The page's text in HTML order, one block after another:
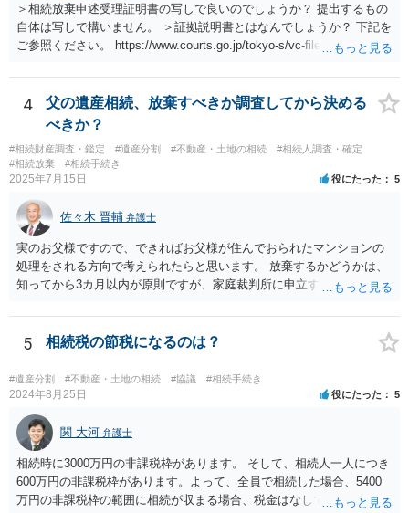
＞相続放棄申述受理証明書の写しで良いのでしょうか？ 提出するもの
自体は写しで構いません。 ＞証拠説明書とはなんでしょうか？ 下記を
ご参照ください。 https://www.courts.go.jp/tokyo-s/vc-files/tokyo-s/file/
4
父の遺産相続、放棄すべきか調査してから決める
べきか？
#相続財産調査・鑑定 #遺産分割 #不動産・土地の相続
#相続人調査・確定
#相続放棄
#相続手続き
2025年7月15日 役にたった 5
佐々木 晋輔 弁護士
実のお父様ですので、できればお父様が住んでおられたマンションの
処理をされる方向で考えられたらと思います。 放棄するかどうかは、
知ってから3カ月以内が原則ですが、家庭裁判所に申立すれば3カ月の
放棄するかどうか決めることができます。 銀行やサラ金が数年も放置
することはありませんので、数年後に借金が発見される可能性はほぼ
ありません。 なお、私が扱った相続放棄を検討していた案件で、期間
伸長して調査したところ、サラ金に対する過払金など相当な財産が見
つかったため相続したという事例がありました。
5 相続税の節税になるのは？
#遺産分割 #不動産・土地の相続 #協議 #相続手続き
2024年8月25日 役にたった 5
関 大河 弁護士
相続時に3000万円の非課税枠があります。 そして、相続人一人につき
600万円の非課税枠があります。よって、全員で相続した場合、5400
万円の非課税枠の範囲に相続が収まる場合、税金はなしです。 一人が